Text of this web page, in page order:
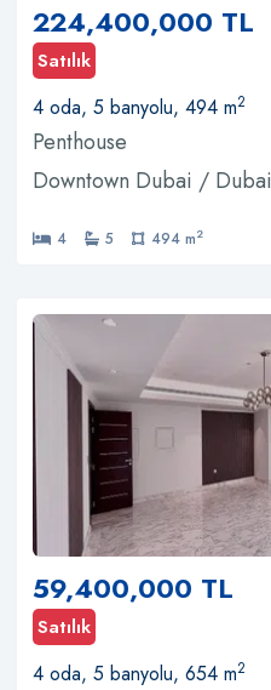
224,400,000 TL
Satılık
4 oda, 5 banyolu, 494 m2
Penthouse
Downtown Dubai / Dubai
4 5 494 m2
59,400,000 TL
Satılık
4 oda, 5 banyolu, 654 m2